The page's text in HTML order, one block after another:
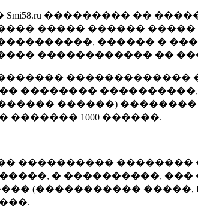
��������� ��
����� ������
������ �
������������ ��
�������������
��������
������)
������� 1000 ������.
����������
� ����������,
(����������� �����,